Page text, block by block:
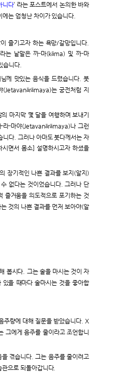
니다’ 라는 포스트에서 논의한 바와
는 엄청난 차이가 있습니다.
즐기고자 하는 욕망/갈망입니다.
라는 낱말은 까-마(kāma) 및 까-마
습니다.
께 맛있는 음식을 드렸습니다. 붓
(Jetavanārāmaya)는 궁전처럼 지
마지막 몇 달을 여행하며 보내기
라-마야(Jetavanārāmaya)나 그런
니다. 그러나 아마도 붓다께서는 자
면서 몸소] 설명하시고자 하셨을
장기적인 나쁜 결과를 보지(알지)
없다는 것이었습니다. 그러나 단
즐거움을 의도적으로 포기하는 것
것의 나쁜 결과를 먼저 보아야(알
봅시다. 그는 술을 마시는 것이 자
을 때마다 술마시는 것을 좋아합
주량에 대해 질문을 받았습니다. X
그에게 음주를 줄이라고 조언합니
겪습니다. 그는 음주를 줄이려고
으로 되돌아갑니다.